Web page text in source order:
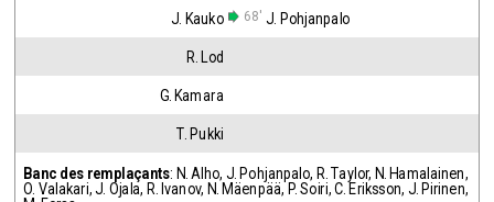
J. Kauko 68' J. Pohjanpalo
R. Lod
G. Kamara
T. Pukki
Banc des remplaçants: N. Alho, J. Pohjanpalo, R. Taylor, N. Hamalainen,
O. Valakari,J. Ojala, R. Ivanov, N. Mäenpää, P. Soiri,C. Eriksson, J. Pirinen,